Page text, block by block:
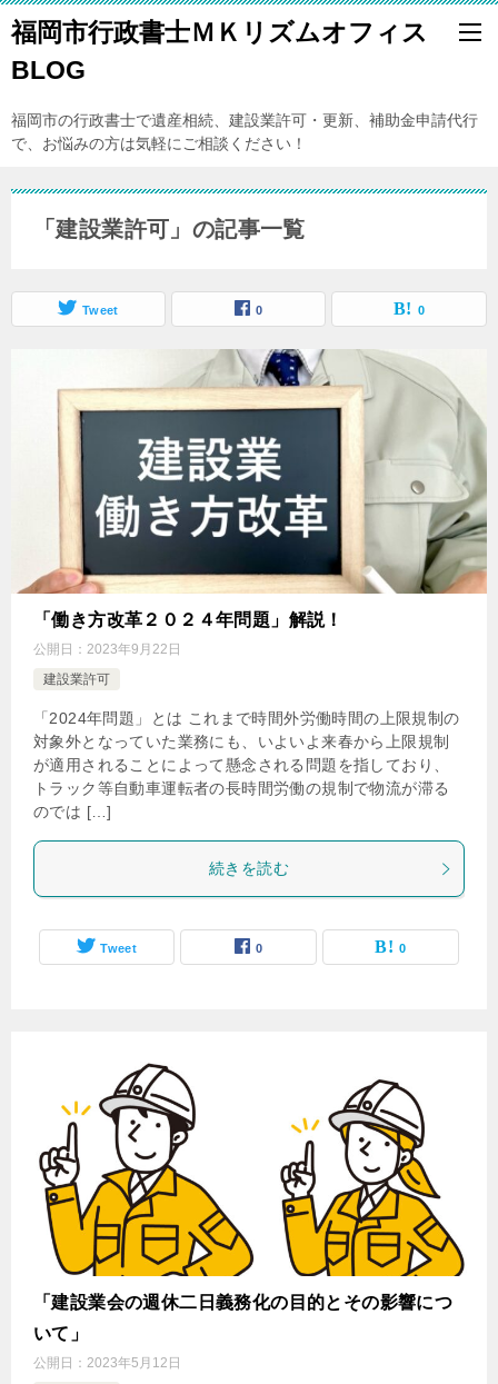
福岡市行政書士ＭＫリズムオフィス
BLOG
福岡市の行政書士で遺産相続、建設業許可・更新、補助金申請代行
で、お悩みの方は気軽にご相談ください！
「建設業許可」の記事一覧
Tweet 0 0
「働き方改革２０２４年問題」解説！
公開日： 2023年9月22日
建設業許可
「2024年問題」とは これまで時間外労働時間の上限規制の
対象外となっていた業務にも、いよいよ来春から上限規制
が適用されることによって懸念される問題を指しており、
トラック等自動車運転者の長時間労働の規制で物流が滞る
のでは […]
続きを読む
Tweet 0 0
「建設業会の週休二日義務化の目的とその影響につ
いて」
公開日： 2023年5月12日